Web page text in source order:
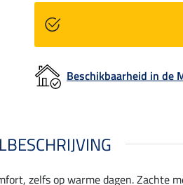
Beschikbaarheid in de
zelfs op warme dagen. Zachte